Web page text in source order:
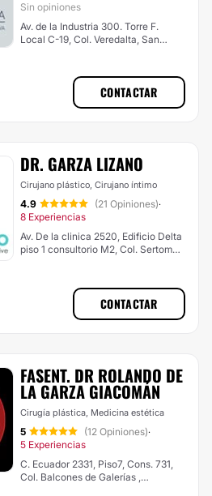
Sin opiniones
Av. de la Industria 300. Torre F.
Local C-19, Col. Veredalta, San
CONTACTAR
DR. GARZA LIZANO
Cirujano plástico, Cirujano íntimo
4.9 (21 Opiniones)·
8 Experiencias
Av. De la clinica 2520, Edificio Delta
piso 1 consultorio M2, Col. Sertoma,
CONTACTAR
FASENT. DR ROLANDO DE
LA GARZA GIACOMÁN
Cirugía plástica, Medicina estética
5 (12 Opiniones)·
5 Experiencias
C. Ecuador 2331, Piso7, Cons. 731,
Col. Balcones de Galerías ,